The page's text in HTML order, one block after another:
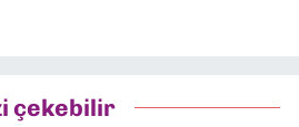
editör, müdür yardımcısı ve spor
olarak görev yaptım. Ayrıca Yeni
editörlük yapıyorum
çekebilir